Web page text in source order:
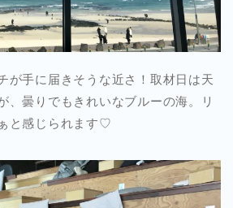
が手に届きそうな近さ！取材日は天
、曇りでもきれいなブルーの海。リ
と感じられます♡